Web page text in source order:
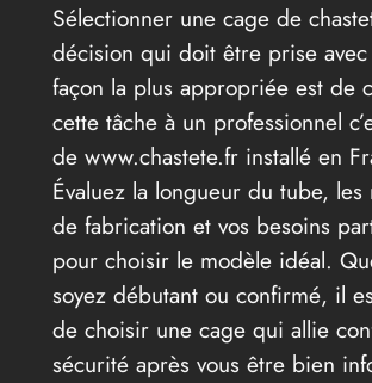
Sélectionner une cage de
décision qui doit être prise avec
façon la plus appropriée est de
cette tâche à un professionnel
de www.chastete.fr installé en
Évaluez la longueur du tube, les
de fabrication et vos besoins
pour choisir le modèle idéal.
soyez débutant ou confirmé, il
de choisir une cage qui allie
sécurité après vous être bien